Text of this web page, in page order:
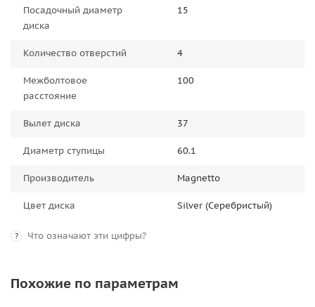
Посадочный диаметр
диска
15
Количество отверстий 4
Межболтовое
расстояние
100
Вылет диска 37
Диаметр ступицы 60.1
Производитель Magnetto
Цвет диска Silver (Серебристый)
? Что означают эти цифры?
Похожие по параметрам